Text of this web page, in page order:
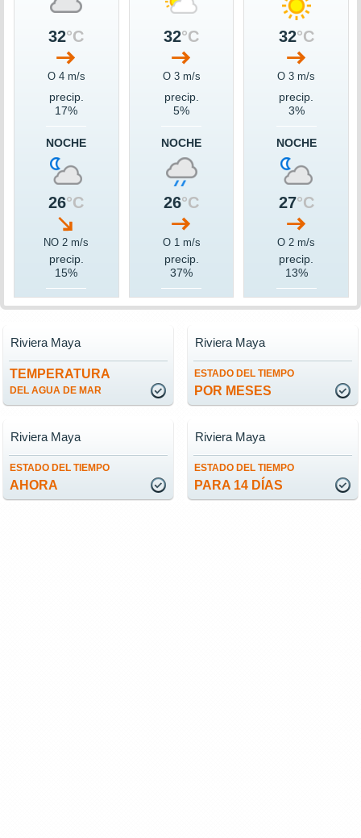
32°C
O 4 m/s
precip.
17%
NOCHE
26°C
NO 2 m/s
precip.
15%
32°C
O 3 m/s
precip.
5%
NOCHE
26°C
O 1 m/s
precip.
37%
32°C
O 3 m/s
precip.
3%
NOCHE
27°C
O 2 m/s
precip.
13%
TEMPERATURA
DEL AGUA DE MAR
Riviera Maya
ESTADO DEL TIEMPO
POR MESES
Riviera Maya
ESTADO DEL TIEMPO
AHORA
Riviera Maya
ESTADO DEL TIEMPO
PARA 14 DÍAS
Riviera Maya